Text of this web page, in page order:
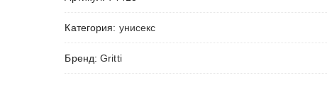
Категория: унисекс
Бренд:Gritti